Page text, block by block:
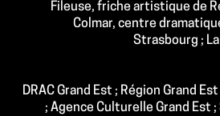
Fileuse, friche artistique de
Colmar, centre
Strasbourg ;
DRAC Grand Est ; Région Grand
; Agence Culturelle Grand Est